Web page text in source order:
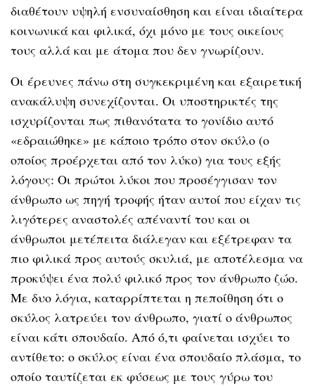
διαθέτουν υψηλή ενσυναίσθηση και είναι ιδιαίτερα
κοινωνικά και φιλικά, όχι μόνο με τους οικείους
τους αλλά και με άτομα που δεν γνωρίζουν.
Οι έρευνες πάνω στη συγκεκριμένη και εξαιρετική
ανακάλυψη συνεχίζονται. Οι υποστηρικτές της
ισχυρίζονται πως πιθανότατα το γονίδιο αυτό
«εδραιώθηκε» με κάποιο τρόπο στον σκύλο (ο
οποίος προέρχεται από τον λύκο) για τους εξής
λόγους: Οι πρώτοι λύκοι που προσέγγισαν τον
άνθρωπο ως πηγή τροφής ήταν αυτοί που είχαν τις
λιγότερες αναστολές απέναντί του και οι
άνθρωποι μετέπειτα διάλεγαν και εξέτρεφαν τα
πιο φιλικά προς αυτούς σκυλιά, με αποτέλεσμα να
προκύψει ένα πολύ φιλικό προς τον άνθρωπο ζώο.
Με δυο λόγια, καταρρίπτεται η πεποίθηση ότι ο
σκύλος λατρεύει τον άνθρωπο, γιατί ο άνθρωπος
είναι κάτι σπουδαίο. Από ό,τι φαίνεται ισχύει το
αντίθετο: ο σκύλος είναι ένα σπουδαίο πλάσμα, το
οποίο ταυτίζεται εκ φύσεως με τους γύρω του